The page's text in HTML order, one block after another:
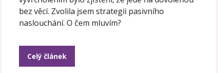
bez věcí. Zvolila jsem strategii pasivního
naslouchání. O čem mluvím?
Celý článek